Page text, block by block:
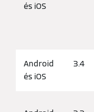
és iOS
Android
és iOS
3.4